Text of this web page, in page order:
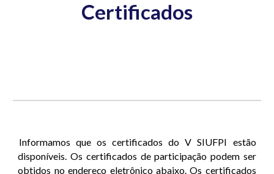
Certificados
Informamos que os certificados do V SIUFPI estão
disponíveis. Os certificados de participação podem ser
obtidos no endereço eletrônico abaixo. Os certificados